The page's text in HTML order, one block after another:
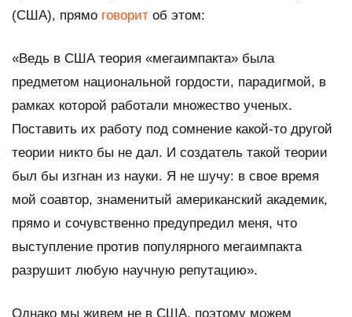
(США), прямо говорит об этом:
«Ведь в США теория «мегаимпакта» была
предметом национальной гордости, парадигмой, в
рамках которой работали множество ученых.
Поставить их работу под сомнение какой-то другой
теории никто бы не дал. И создатель такой теории
был бы изгнан из науки. Я не шучу: в свое время
мой соавтор, знаменитый американский академик,
прямо и сочувственно предупредил меня, что
выступление против популярного мегаимпакта
разрушит любую научную репутацию».
Однако мы живем не в США, поэтому можем